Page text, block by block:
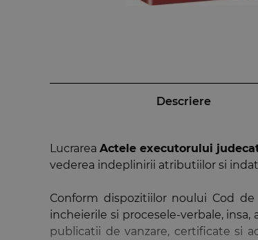
Descriere
Lucrarea Actele executorului
vederea indeplinirii atributiilor si
Conform dispozitiilor noului Cod
incheierile si procesele-verbale,
publicatii de vanzare, certificate si